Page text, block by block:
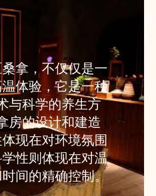
物质能够增强免疫系统的
抗疾病。 为了最大化桑
议在桑拿前后进行适当
进肌肉的放松和血液循
进行一次冷水淋浴，能
，进一步提高心血管系统
拿，不仅仅是一
体验，它是一种
与科学的养生方
房的设计和建造
现在对环境氛围
性则体现在对温
间的精确控制。